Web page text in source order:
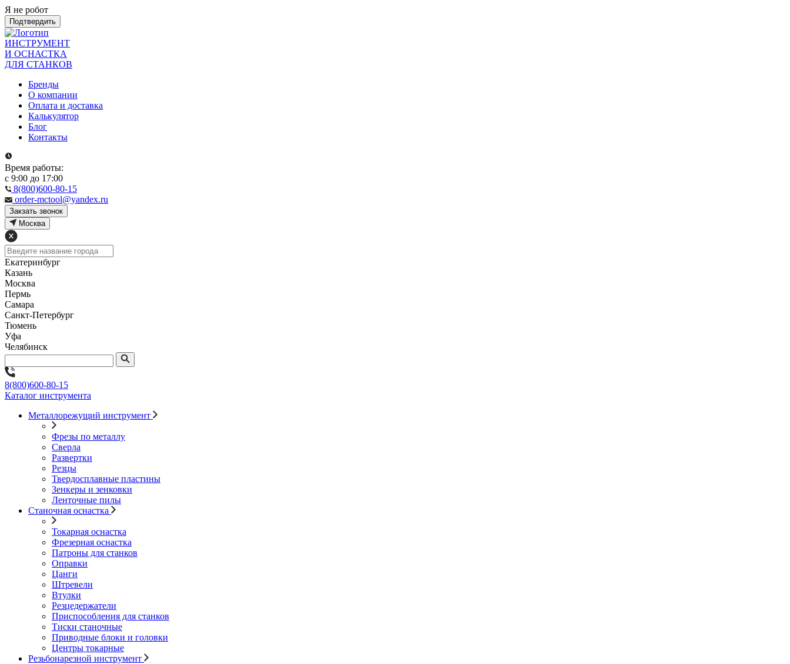
Я не робот
Подтвердить
ИНСТРУМЕНТ
И ОСНАСТКА
ДЛЯ СТАНКОВ
Бренды
О компании
Оплата и доставка
Калькулятор
Блог
Контакты
Время работы:
с 9:00 до 17:00
8(800)600-80-15
order-mctool@yandex.ru
Закзать звонок
Москва
Екатеринбург
Казань
Москва
Пермь
Самара
Санкт-Петербург
Тюмень
Уфа
Челябинск
8(800)600-80-15
Каталог инструмента
Металлорежущий инструмент
Фрезы по металлу
Сверла
Развертки
Резцы
Твердосплавные пластины
Зенкеры и зенковки
Ленточные пилы
Станочная оснастка
Токарная оснастка
Фрезерная оснастка
Патроны для станков
Оправки
Цанги
Штревели
Втулки
Резцедержатели
Приспособления для станков
Тиски станочные
Приводные блоки и головки
Центры токарные
Резьбонарезной инструмент